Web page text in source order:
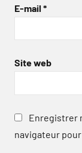
E-mail *
Site web
Enregistrer
navigateur